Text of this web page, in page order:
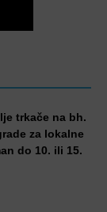
trkače na bh.
za lokalne
do 10. ili 15.